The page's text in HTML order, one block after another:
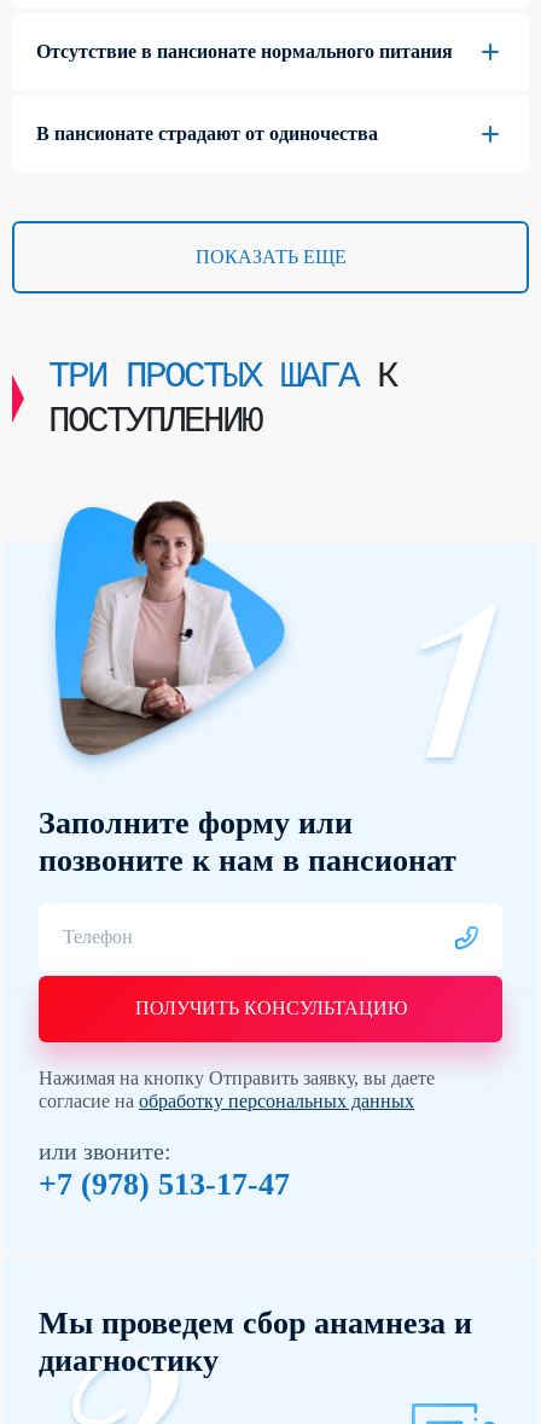
Отсутствие в пансионате нормального питания
В пансионате страдают от одиночества
ПОКАЗАТЬ ЕЩЕ
ТРИ ПРОСТЫХ ШАГАК
ПОСТУПЛЕНИЮ
Заполните форму или
позвоните к нам в пансионат
ПОЛУЧИТЬ КОНСУЛЬТАЦИЮ
Нажимая на кнопку Отправить заявку, вы даете
согласие на обработку персональных данных
или звоните:
+7 (978) 513-17-47
Мы проведем сбор анамнеза и
диагностику